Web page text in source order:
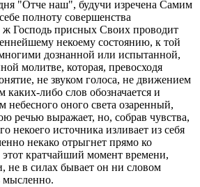
"Отче наш", будучи изречена Самим
полноту совершенства
ж Господь присных Своих проводит
некоему состоянию, к той
дознанной или испытанной,
молитве, которая, превосходя
не звуком голоса, не движением
каких-либо слов обозначается и
небесного оного света озаренный,
речью выражает, но, собрав чувства,
некоего источника изливает из себя
некако отрыгнет прямо ко
этот кратчайший момент времени,
не в силах бывает он ни словом
мысленно.